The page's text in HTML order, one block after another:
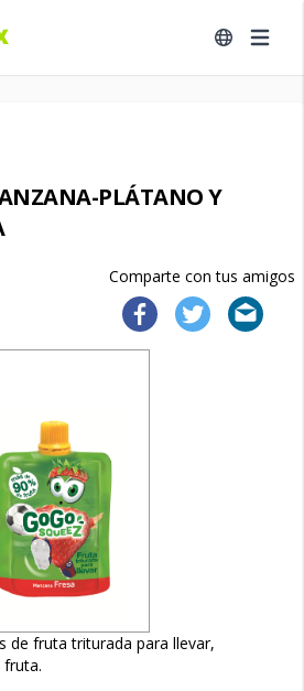
PLÁTANO Y
Comparte con tus amigos
de fruta triturada para llevar,
fruta.